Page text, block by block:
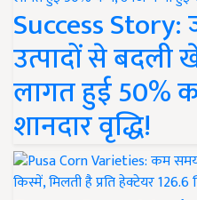
Success
उत्पादों से बदली
लागत हुई 50%
शानदार वृद्धि!